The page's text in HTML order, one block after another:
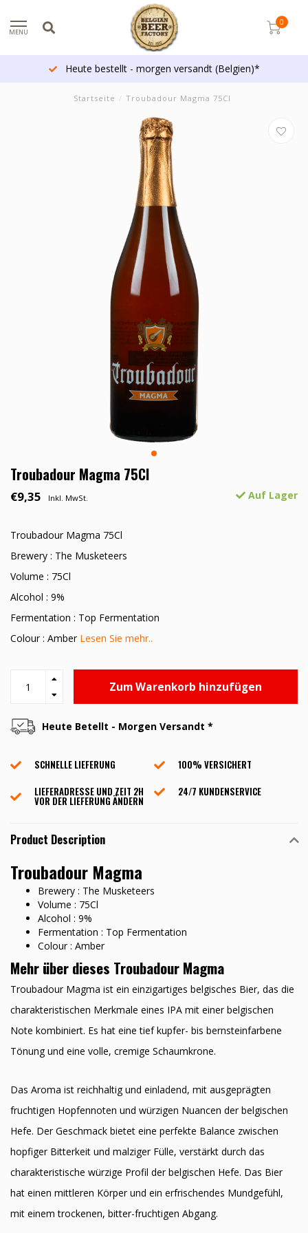
MENU
0
Heute bestellt - morgen versandt (Belgien)*
Startseite / Troubadour Magma 75Cl
Troubadour Magma 75Cl
€9,35 Inkl. MwSt. Auf Lager
Troubadour Magma 75Cl
Brewery : The Musketeers
Volume : 75Cl
Alcohol : 9%
Fermentation : Top Fermentation
Colour : Amber Lesen Sie mehr..
Zum Warenkorb hinzufügen
Heute Betellt - Morgen Versandt *
SCHNELLE LIEFERUNG
100% VERSICHERT
LIEFERADRESSE UND ZEIT 2H
VOR DER LIEFERUNG ÄNDERN
24/7 KUNDENSERVICE
Product Description
Troubadour Magma
Brewery : The Musketeers
Volume : 75Cl
Alcohol : 9%
Fermentation : Top Fermentation
Colour : Amber
Mehr über dieses Troubadour Magma
Troubadour Magma ist ein einzigartiges belgisches Bier, das die
charakteristischen Merkmale eines IPA mit einer belgischen
Note kombiniert. Es hat eine tief kupfer- bis bernsteinfarbene
Tönung und eine volle, cremige Schaumkrone.
Das Aroma ist reichhaltig und einladend, mit ausgeprägten
fruchtigen Hopfennoten und würzigen Nuancen der belgischen
Hefe. Der Geschmack bietet eine perfekte Balance zwischen
hopfiger Bitterkeit und malziger Fülle, verstärkt durch das
charakteristische würzige Profil der belgischen Hefe. Das Bier
hat einen mittleren Körper und ein erfrischendes Mundgefühl,
mit einem trockenen, bitter-fruchtigen Abgang.